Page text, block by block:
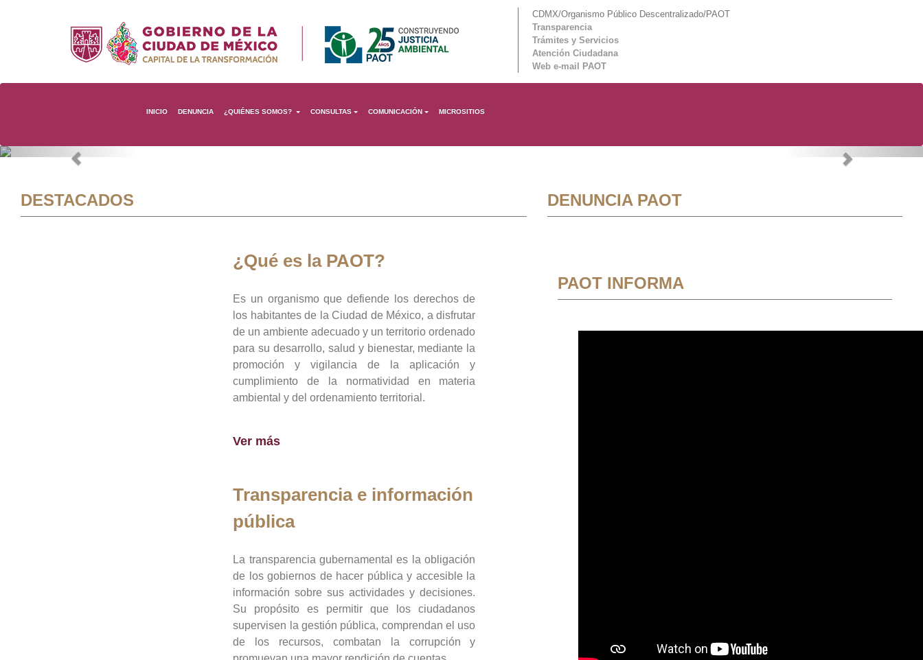
CDMX/Organismo Público Descentralizado/PAOT
Transparencia
Trámites y Servicios
Atención Ciudadana
Web e-mail PAOT
INICIO DENUNCIA ¿QUIÉNES SOMOS? CONSULTAS COMUNICACIÓN MICROSITIOS
Previous Next
DESTACADOS
¿Qué es la PAOT?
Es un organismo que defiende los derechos de
los habitantes de la Ciudad de México, a disfrutar
de un ambiente adecuado y un territorio ordenado
para su desarrollo, salud y bienestar, mediante la
promoción y vigilancia de la aplicación y
cumplimiento de la normatividad en materia
ambiental y del ordenamiento territorial.
Ver más
Transparencia e información
pública
La transparencia gubernamental es la obligación
de los gobiernos de hacer pública y accesible la
información sobre sus actividades y decisiones.
Su propósito es permitir que los ciudadanos
supervisen la gestión pública, comprendan el uso
de los recursos, combatan la corrupción y
DENUNCIA PAOT
PAOT INFORMA